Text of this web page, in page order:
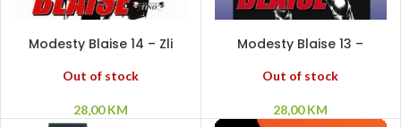
Modesty Blaise 14 – Zli
Out of stock
28,00KM
Modesty Blaise 13 –
Out of stock
28,00KM